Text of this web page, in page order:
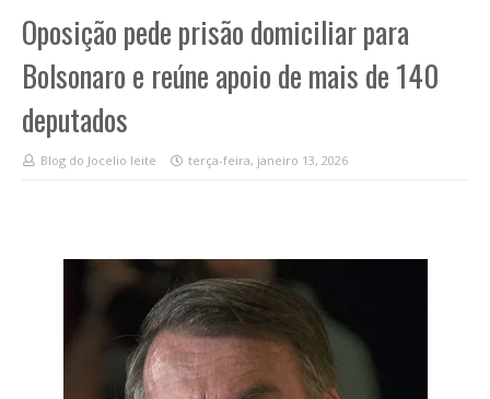
Oposição pede prisão domiciliar para
Bolsonaro e reúne apoio de mais de 140
deputados
Blog do Jocelio leite terça-feira, janeiro 13, 2026